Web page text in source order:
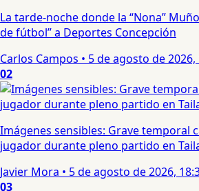
La tarde-noche donde la “Nona”
de fútbol” a Deportes Concepción
Carlos Campos • 5 de agosto de 2026,
02
Imágenes sensibles: Grave temporal
jugador durante pleno partido en
Javier Mora • 5 de agosto de 2026,
03